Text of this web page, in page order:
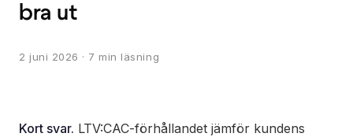
bra ut
2 juni 2026 · 7 min läsning
Kort svar. LTV:CAC-förhållandet jämför kundens